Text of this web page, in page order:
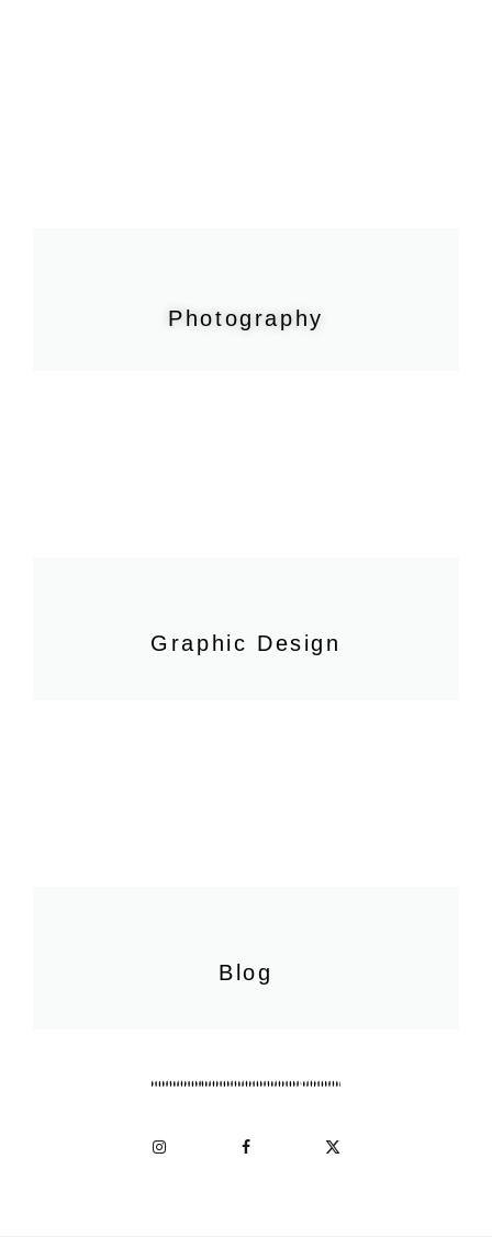
Photography
Graphic Design
Blog
Instagram Facebook
X